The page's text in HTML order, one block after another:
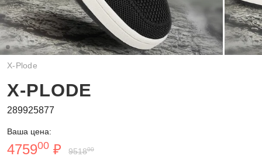
X-Plode
X-PLODE
289925877
Ваша цена:
475900 ₽ 951800